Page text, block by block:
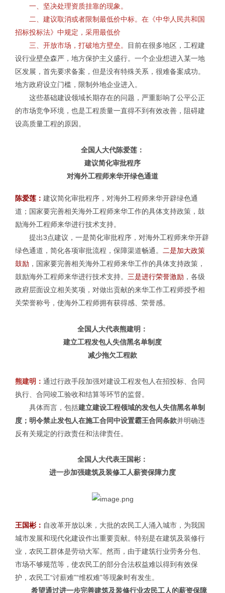
一、坚决处理资质挂靠的现象。
二、建议取消或者限制最低价中标。在《中华人民共和国
招标投标法》中规定，采用最低价
三、开放市场，打破地方壁垒。
目前在很多地区，工程建
设行业壁垒森严，地方保护主义盛行。一个企业想进入某一地
区发展，首先要求备案，但是没有特殊关系，很难备案成功。
地方政府设立门槛，限制外地企业进入。
这些基础建设领域长期存在的问题，严重影响了公平公正
的市场竞争环境，也是工程质量一直得不到有效改善，阻碍建
设高质量工程的原因。
全国人大代陈爱莲：
建议简化审批程序
对海外工程师来华开绿色通道
陈爱莲： 建议简化审批程序，对海外工程师来华开辟绿色通
道；国家要完善相关海外工程师来华工作的具体支持政策，鼓
励海外工程师来华进行技术支持。
提出3点建议， 一是简化审批程序 ，对海外工程师来华开辟
绿色通道，简化各项审批流程，保障渠道畅通。 二是加大政策
鼓励 ，国家要完善相关海外工程师来华工作的具体支持政策，
鼓励海外工程师来华进行技术支持。 三是进行荣誉激励 ，各级
政府层面设立相关奖项，对做出贡献的来华工作工程师授予相
关荣誉称号，使海外工程师拥有获得感、荣誉感。
全国人大代表熊建明：
建立工程发包人失信黑名单制度
减少拖欠工程款
熊建明： 通过行政手段加强对建设工程发包人在招投标、合同
执行、合同竣工验收和结算等环节的监督。
具体而言，包括建立建设工程领域的发包人失信黑名单制
度；明令禁止发包人在施工合同中设置霸王合同条款并明确违
反有关规定的行政责任和法律责任。
全国人大代表王国彬：
进一步加强建筑及装修工人薪资保障力度
王国彬： 自改革开放以来，大批的农民工人涌入城市，为我国
城市发展和现代化建设作出重要贡献。特别是在建筑及装修行
业，农民工群体是劳动大军。然而，由于建筑行业劳务分包、
市场不够规范等，使农民工的部分合法权益难以得到有效保
护，农民工“讨薪难”“维权难”等现象时有发生。
希望通过进一步完善建筑及装修行业农民工人的薪资保障